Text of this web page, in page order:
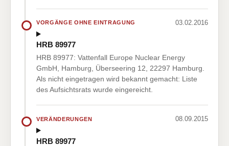
VORGÄNGE OHNE EINTRAGUNG 03.02.2016
HRB 89977
HRB 89977: Vattenfall Europe Nuclear Energy
GmbH, Hamburg, Überseering 12, 22297 Hamburg.
Als nicht eingetragen wird bekannt gemacht: Liste
des Aufsichtsrats wurde eingereicht.
VERÄNDERUNGEN 08.09.2015
HRB 89977